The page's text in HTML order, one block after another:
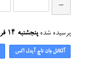
پرسیده شده پنجشنبه ۱۴ فروردین ۱۳۹۳
آلکاتل وان تاچ آیدل اکس